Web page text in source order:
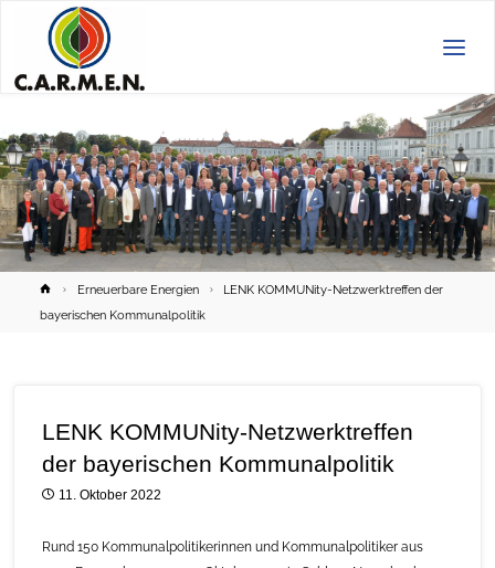
HomeErneuerbare Energien
LENK KOMMUNity-Netzwerktreffen der
bayerischen Kommunalpolitik
LENK KOMMUNity-Netzwerktreffen
der bayerischen Kommunalpolitik
11. Oktober 2022
Rund 150 Kommunalpolitikerinnen und Kommunalpolitiker aus